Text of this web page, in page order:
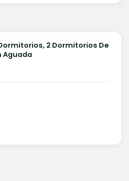
ALQUILER
2 Dormitorios De
Aguada